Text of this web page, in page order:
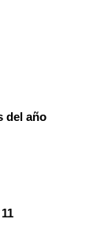
del año